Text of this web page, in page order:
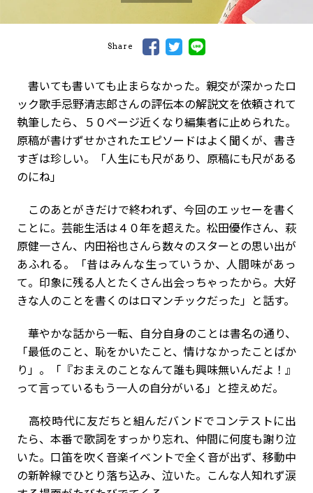
Share
書いても書いても止まらなかった。親交が深かったロ
ック歌手忌野清志郎さんの評伝本の解説文を依頼されて
執筆したら、５０ページ近くなり編集者に止められた。
原稿が書けずせかされたエピソードはよく聞くが、書き
すぎは珍しい。「人生にも尺があり、原稿にも尺がある
のにね」
このあとがきだけで終われず、今回のエッセーを書く
ことに。芸能生活は４０年を超えた。松田優作さん、萩
原健一さん、内田裕也さんら数々のスターとの思い出が
あふれる。「昔はみんな生っていうか、人間味があっ
て。印象に残る人とたくさん出会っちゃったから。大好
きな人のことを書くのはロマンチックだった」と話す。
華やかな話から一転、自分自身のことは書名の通り、
「最低のこと、恥をかいたこと、情けなかったことばか
り」。「『おまえのことなんて誰も興味無いんだよ！』
って言っているもう一人の自分がいる」と控えめだ。
高校時代に友だちと組んだバンドでコンテストに出
たら、本番で歌詞をすっかり忘れ、仲間に何度も謝り泣
いた。口笛を吹く音楽イベントで全く音が出ず、移動中
の新幹線でひとり落ち込み、泣いた。こんな人知れず涙